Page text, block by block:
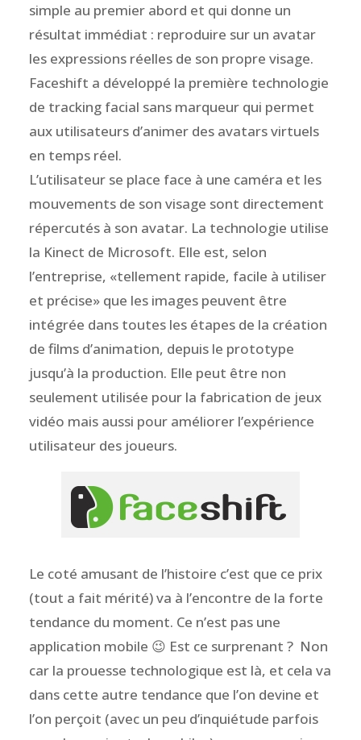
simple au premier abord et qui donne un
résultat immédiat : reproduire sur un avatar
les expressions réelles de son propre visage.
Faceshift a développé la première technologie
de tracking facial sans marqueur qui permet
aux utilisateurs d’animer des avatars virtuels
en temps réel.
L’utilisateur se place face à une caméra et les
mouvements de son visage sont directement
répercutés à son avatar. La technologie utilise
la Kinect de Microsoft. Elle est, selon
l’entreprise, «tellement rapide, facile à utiliser
et précise» que les images peuvent être
intégrée dans toutes les étapes de la création
de films d’animation, depuis le prototype
jusqu’à la production. Elle peut être non
seulement utilisée pour la fabrication de jeux
vidéo mais aussi pour améliorer l’expérience
utilisateur des joueurs.
Le coté amusant de l’histoire c’est que ce prix
(tout a fait mérité) va à l’encontre de la forte
tendance du moment. Ce n’est pas une
application mobile 😉 Est ce surprenant ? Non
car la prouesse technologique est là, et cela va
dans cette autre tendance que l’on devine et
l’on perçoit (avec un peu d’inquiétude parfois